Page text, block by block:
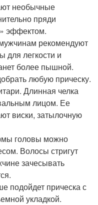
необычные
пряди
эффектом.
рекомендуют
для легкости и
более пышной.
любую прическу.
Длинная челка
лицом. Ее
виски, затылочную
головы можно
Волосы стригут
зачесывать
подойдет прическа с
укладкой.